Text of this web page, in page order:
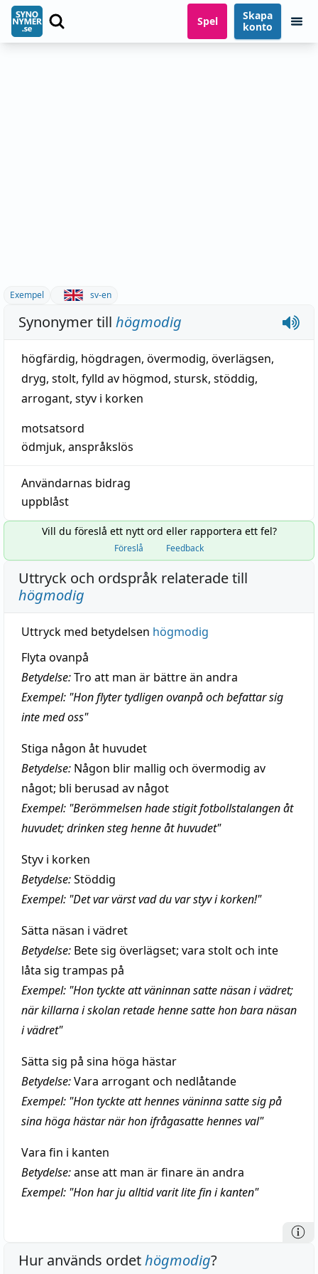
Spel
Skapa
konto
Exempel sv-en
Synonymer till högmodig
högfärdig, högdragen, övermodig, överlägsen,
dryg, stolt, fylld av högmod, stursk, stöddig,
arrogant, styv i korken
motsatsord
ödmjuk, anspråkslös
Användarnas bidrag
uppblåst
Vill du föreslå ett nytt ord eller rapportera ett fel?
Föreslå Feedback
Uttryck och ordspråk relaterade till
högmodig
Uttryck med betydelsen högmodig
Flyta ovanpå
Betydelse:Tro att man är bättre än andra
Exempel: "Hon flyter tydligen ovanpå och befattar sig
inte med oss"
Stiga någon åt huvudet
Betydelse: Någon blir mallig och övermodig av
något; bli berusad av något
Exempel: "Berömmelsen hade stigit fotbollstalangen åt
huvudet; drinken steg henne åt huvudet"
Styv i korken
Betydelse:Stöddig
Exempel: "Det var värst vad du var styv i korken!"
Sätta näsan i vädret
Betydelse: Bete sig överlägset; vara stolt och inte
låta sig trampas på
Exempel: "Hon tyckte att väninnan satte näsan i vädret;
när killarna i skolan retade henne satte hon bara näsan
i vädret"
Sätta sig på sina höga hästar
Betydelse:Vara arrogant och nedlåtande
Exempel: "Hon tyckte att hennes väninna satte sig på
sina höga hästar när hon ifrågasatte hennes val"
Vara fin i kanten
Betydelse:anse att man är finare än andra
Exempel: "Hon har ju alltid varit lite fin i kanten"
Hur används ordethögmodig?